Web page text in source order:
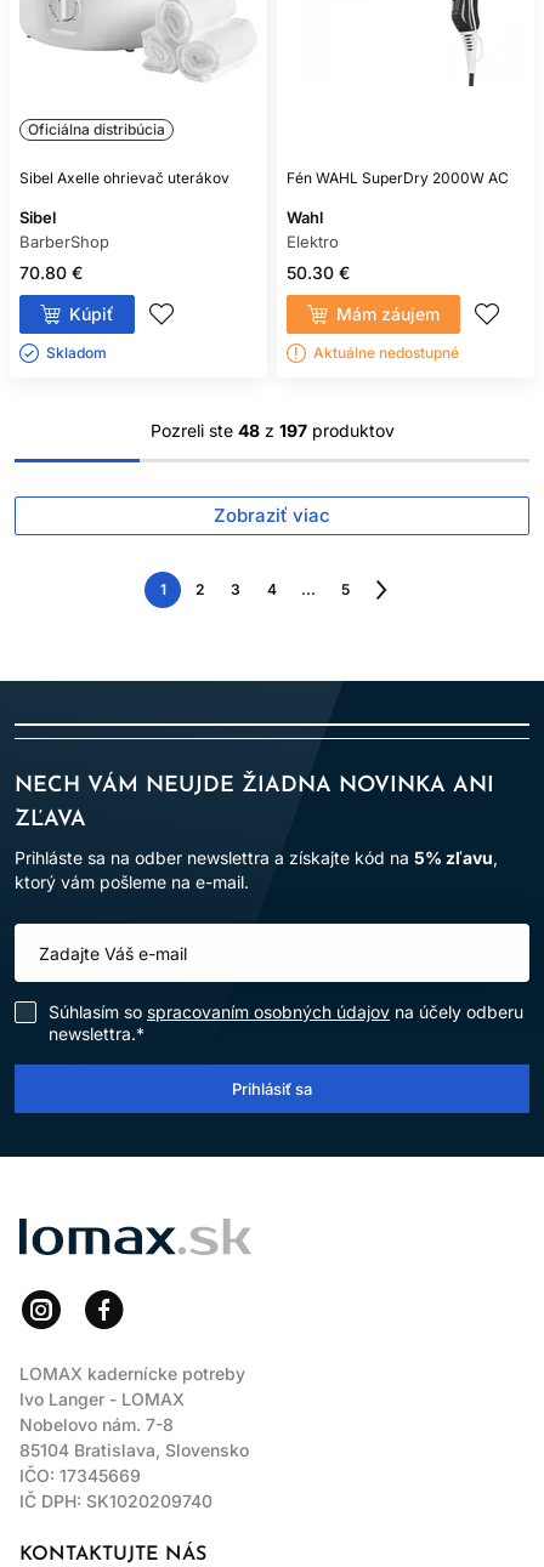
Oficiálna distribúcia
Sibel Axelle ohrievač uterákov
Sibel
BarberShop
70.80 €
Kúpiť
Skladom ㅤ
Fén WAHL SuperDry 2000W AC
Wahl
Elektro
50.30 €
Mám záujem
Aktuálne nedostupné
Pozreli ste 48z 197produktov
Zobraziť viac
1 2 3 4 ... 5
Nasledujúca
NECH VÁM NEUJDE ŽIADNA NOVINKA ANI
ZĽAVA
Prihláste sa na odber newslettra a získajte kód na 5% zľavu,
ktorý vám pošleme na e-mail.
Súhlasím so spracovaním osobných údajov na účely odberu
newslettra.*
Prihlásiť sa
LOMAX
LOMAX kadernícke potreby
Ivo Langer - LOMAX
Nobelovo nám. 7-8
85104 Bratislava, Slovensko
IČO: 17345669
IČ DPH: SK1020209740
KONTAKTUJTE NÁS